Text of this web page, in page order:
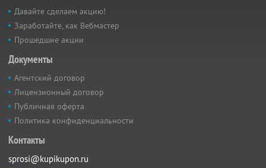
Давайте сделаем акцию!
Заработайте, как Вебмастер
Прошедшие акции
Документы
Агентский договор
Лицензионный договор
Публичная оферта
Политика конфиденциальности
Контакты
sprosi@kupikupon.ru